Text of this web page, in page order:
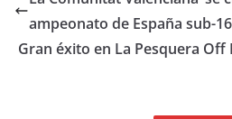
ampeonato de España sub-
Gran éxito en La Pesquera